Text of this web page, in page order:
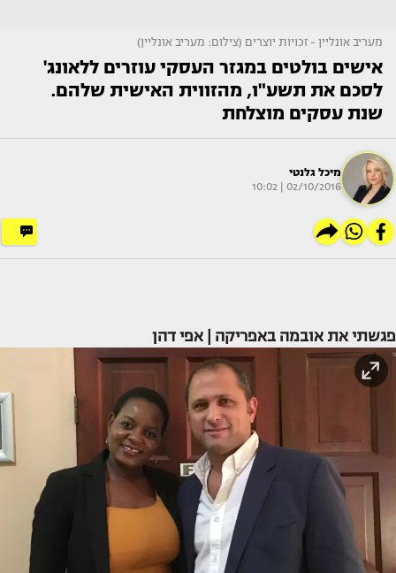
מעריב אונליין - זכויות יוצרים (צילום: מעריב אונליין)
אישים בולטים במגזר העסקי עוזרים ללאונג'
לסכם את תשע"ו, מהזווית האישית שלהם.
שנת עסקים מוצלחת
מיכל גלנטי
02/10/2016 | 10:02
פגשתי את אובמה באפריקה | אפי דהן